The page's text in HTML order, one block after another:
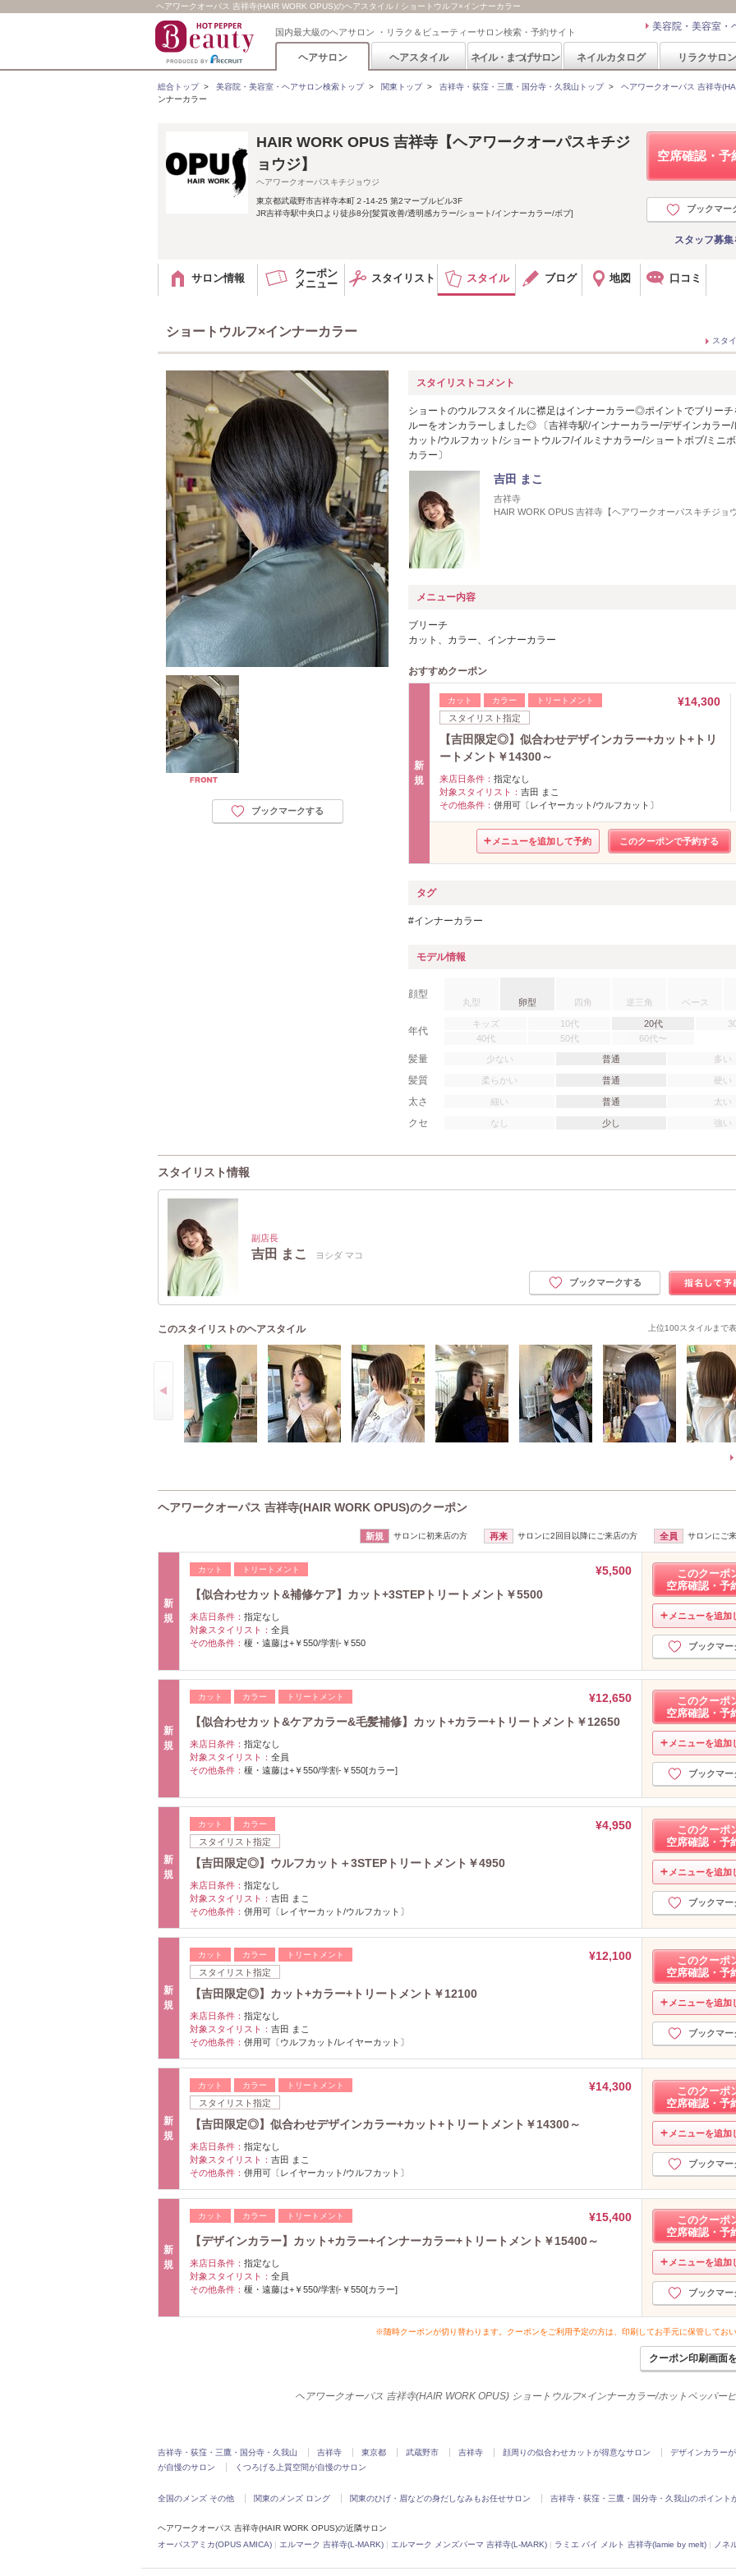
ヘアワークオーパス 吉祥寺(HAIR WORK OPUS)のヘアスタイル / ショートウルフ×インナーカラー
国内最大級のヘアサロン ・リラク＆ビューティーサロン検索・予約サイト 美容院・美容室・
ヘアサロン ヘアスタイル ネイル・まつげサロン ネイルカタログ リラクサロン
総合トップ> 美容院・美容室・ヘアサロン検索トップ> 関東トップ> 吉祥寺・荻窪・三鷹・国分寺・久我山トップ> ヘアワークオーパス 吉祥寺
ンナーカラー
空席確認・予
ブックマー
スタッフ募集
HAIR WORK OPUS 吉祥寺【ヘアワークオーパスキチジ
ョウジ】
ヘアワークオーパスキチジョウジ
東京都武蔵野市吉祥寺本町２-14-25 第2マーブルビル3F
JR吉祥寺駅中央口より徒歩8分[髪質改善/透明感カラー/ショート/インナーカラー/ボブ]
サロン情報
クーポン
メニュー
スタイリスト スタイル ブログ 地図 口コミ
ショートウルフ×インナーカラー
スタ
ブックマークする
スタイリストコメント
ショートのウルフスタイルに襟足はインナーカラー◎ポイントでブリーチ
ルーをオンカラーしました◎ 〔吉祥寺駅/インナーカラー/デザインカラー/
カット/ウルフカット/ショートウルフ/イルミナカラー/ショートボブ/ミニ
カラー〕
吉田 まこ
吉祥寺
HAIR WORK OPUS 吉祥寺【ヘアワークオーパスキチジョウ
メニュー内容
ブリーチ
カット、カラー、インナーカラー
おすすめクーポン
新
規
カット カラー トリートメント
スタイリスト指定
¥14,300
【吉田限定◎】似合わせデザインカラー+カット+トリ
ートメント￥14300～
来店日条件： 指定なし
対象スタイリスト： 吉田 まこ
その他条件： 併用可〔レイヤーカット/ウルフカット〕
メニューを追加して予約 このクーポンで予約する
タグ
インナーカラー
モデル情報
顔型
丸型 卵型 四角 逆三角 ベース
年代
キッズ 10代 20代
40代
50代 60代〜
髪量 少ない 普通 多い
髪質 柔らかい 普通 硬い
太さ 細い 普通 太い
クセ なし 少し 強い
スタイリスト情報
副店長
吉田 まこ ヨシダ マコ
ブックマークする
このスタイリストのヘアスタイル 上位100スタイルまで
ヘアワークオーパス 吉祥寺(HAIR WORK OPUS)のクーポン
新規 サロンに初来店の方 再来 サロンに2回目以降にご来店の方 全員 サロンにご
新
規
カット トリートメント
¥5,500
【似合わせカット&補修ケア】カット+3STEPトリートメント￥5500
来店日条件： 指定なし
対象スタイリスト： 全員
その他条件： 榎・遠藤は+￥550/学割-￥550
このクーポ
空席確認・予
メニューを追加
ブックマー
新
規
カット カラー トリートメント
¥12,650
【似合わせカット&ケアカラー&毛髪補修】カット+カラー+トリートメント￥12650
来店日条件： 指定なし
対象スタイリスト： 全員
その他条件： 榎・遠藤は+￥550/学割-￥550[カラー]
このクーポ
空席確認・予
メニューを追加
ブックマー
新
規
カット カラー
スタイリスト指定
¥4,950
【吉田限定◎】ウルフカット＋3STEPトリートメント￥4950
来店日条件： 指定なし
対象スタイリスト： 吉田 まこ
その他条件： 併用可〔レイヤーカット/ウルフカット〕
このクーポ
空席確認・予
メニューを追加
ブックマー
新
規
カット カラー トリートメント
スタイリスト指定
¥12,100
【吉田限定◎】カット+カラー+トリートメント￥12100
来店日条件： 指定なし
対象スタイリスト： 吉田 まこ
その他条件： 併用可〔ウルフカット/レイヤーカット〕
このクーポ
空席確認・予
メニューを追加
ブックマー
新
規
カット カラー トリートメント
スタイリスト指定
¥14,300
【吉田限定◎】似合わせデザインカラー+カット+トリートメント￥14300～
来店日条件： 指定なし
対象スタイリスト： 吉田 まこ
その他条件： 併用可〔レイヤーカット/ウルフカット〕
このクーポ
空席確認・予
メニューを追加
ブックマー
新
規
カット カラー トリートメント
¥15,400
【デザインカラー】カット+カラー+インナーカラー+トリートメント￥15400～
来店日条件： 指定なし
対象スタイリスト： 全員
その他条件： 榎・遠藤は+￥550/学割-￥550[カラー]
このクーポ
空席確認・予
メニューを追加
ブックマー
※随時クーポンが切り替わります。クーポンをご利用予定の方は、印刷してお手元に保管しておい
クーポン印刷画面
ヘアワークオーパス 吉祥寺(HAIR WORK OPUS) ショートウルフ×インナーカラー/ホットペッパー
吉祥寺・荻窪・三鷹・国分寺・久我山 吉祥寺 東京都 武蔵野市 吉祥寺 顔周りの似合わせカットが得意なサロン デザインカラー
が自慢のサロン
くつろげる上質空間が自慢のサロン
全国のメンズ その他 関東のメンズ ロング 関東のひげ・眉などの身だしなみもお任せサロン 吉祥寺・荻窪・三鷹・国分寺・久我山のポイント
ヘアワークオーパス 吉祥寺(HAIR WORK OPUS)の近隣サロン
オーパスアミカ(OPUS AMICA) | エルマーク 吉祥寺(L-MARK) | エルマーク メンズパーマ 吉祥寺(L-MARK) | ラミエ バイ メルト 吉祥寺(lamie by melt) | ノネ